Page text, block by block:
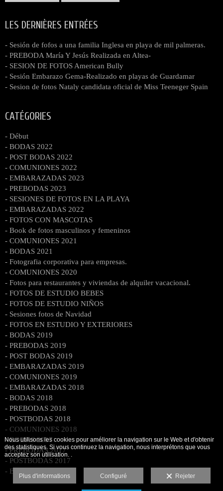
LES DERNIÈRES ENTRÉES
- Sesión de fofos a una familia Inglesa en playa de mil palmeras.
- PREBODA María Y Jesús Realizada en Altea-
- SESION DE FOTOS American Bully
- Sesión Embarazo Gema-Realizado en playas de Guardamar
- Sesion de fotos Nataly candidata oficial de Miss Teeneger Spain
CATÉGORIES
- Début
- BODAS 2022
- POST BODAS 2022
- COMUNIONES 2022
- EMBARAZADAS 2023
- PREBODAS 2023
- SESIONES DE FOTOS EN LA PLAYA
- EMBARAZADAS 2022
- FOTOS CON MASCOTAS
- Book de fotos masculinos y femeninos
- COMUNIONES 2021
- BODAS 2021
- Fotografia corporativa para empresas.
- COMUNIONES 2020
- Fotos para restaurantes y viviendas de alquiler vacacional.
- FOTOS DE ESTUDIO BEBES
- FOTOS DE ESTUDIO NIÑOS
- Sesiones fotos de Navidad
- FOTOS EN ESTUDIO Y EXTERIORES
- BODAS 2019
- PREBODAS 2019
- POST BODAS 2019
- EMBARAZADAS 2019
- COMUNIONES 2019
- EMBARAZADAS 2018
- BODAS 2018
- PREBODAS 2018
- POSTBODAS 2018
- COMUNIONES 2018
- BODAS 2017
- PREBODAS 2017
- POSTBODAS 2017
- BODAS 2016
Nous utilisons les cookies pour améliorer la navigation sur le Web et d'obtenir
des statistiques. Si vous continuez la navigation, nous interprétons que vous
acceptez son utilisation. .
Plus d'informations Configuré Rejeter